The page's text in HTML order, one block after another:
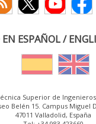
ESPAÑOL /
Superior de
Belén 15. Campus Miguel
47011 Valladolid, España